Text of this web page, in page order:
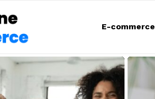
E-commerce